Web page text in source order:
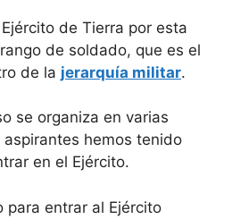
de Tierra por esta
de soldado, que es el
de la jerarquía militar.
se organiza en varias
hemos tenido
en el Ejército.
para entrar al Ejército